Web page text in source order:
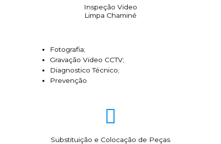
Inspeção Video
Limpa Chaminé
Fotografia;
Gravação Video CCTV;
Diagnostico Técnico;
Prevenção
Substituição e Colocação de Peças